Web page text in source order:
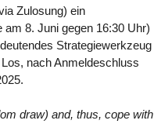
Zulosung) ein
8. Juni gegen 16:30 Uhr)
Strategiewerkzeug
nach Anmeldeschluss
draw) and, thus, cope with